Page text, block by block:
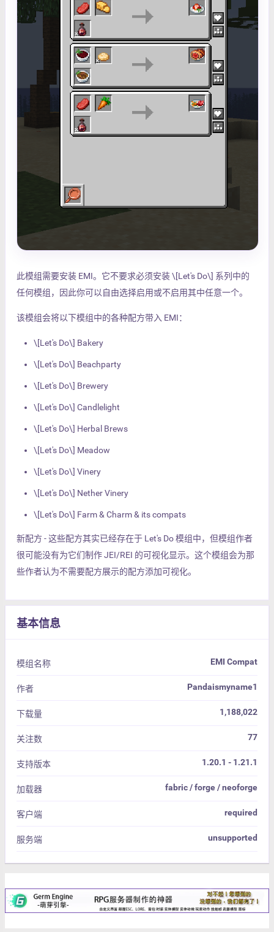
此模组需要安装 EMI。它不要求必须安装 \[Let's Do\] 系列中的
任何模组，因此你可以自由选择启用或不启用其中任意一个。
该模组会将以下模组中的各种配方带入 EMI：
\[Let's Do\] Bakery
\[Let's Do\] Beachparty
\[Let's Do\] Brewery
\[Let's Do\] Candlelight
\[Let's Do\] Herbal Brews
\[Let's Do\] Meadow
\[Let's Do\] Vinery
\[Let's Do\] Nether Vinery
\[Let's Do\] Farm & Charm & its compats
新配方 - 这些配方其实已经存在于 Let's Do 模组中，但模组作者
很可能没有为它们制作 JEI/REI 的可视化显示。这个模组会为那
些作者认为不需要配方展示的配方添加可视化。
基本信息
模组名称 EMI Compat
作者 Pandaismyname1
下载量 1,188,022
关注数 77
支持版本 1.20.1 - 1.21.1
加载器 fabric / forge / neoforge
客户端 required
服务端 unsupported